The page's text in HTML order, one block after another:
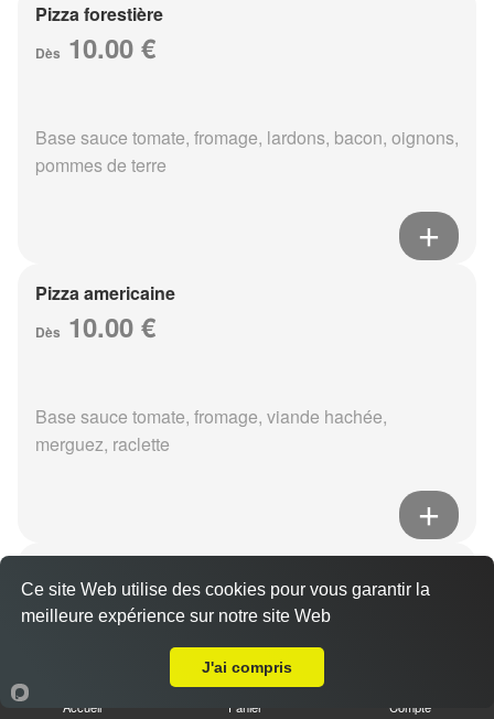
Pizza forestière
Dès 10.00 €
Base sauce tomate, fromage, lardons, bacon, oignons,
pommes de terre
Pizza americaine
Dès 10.00 €
Base sauce tomate, fromage, viande hachée,
merguez, raclette
Dès10.00 €
Base sauce tomate, fromage, viande hachée, boursin,
Accueil Panier Compte
Ce site Web utilise des cookies pour vous garantir la
meilleure expérience sur notre site Web
J'ai compris